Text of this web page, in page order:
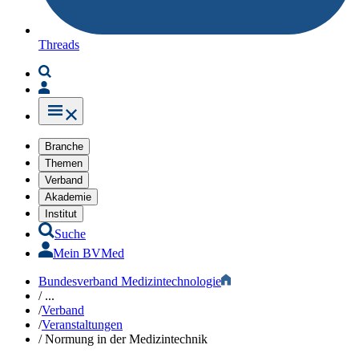
Threads
Branche
Themen
Verband
Akademie
Institut
Suche
Mein BVMed
Bundesverband Medizintechnologie
/...
/Verband
/Veranstaltungen
/Normung in der Medizintechnik